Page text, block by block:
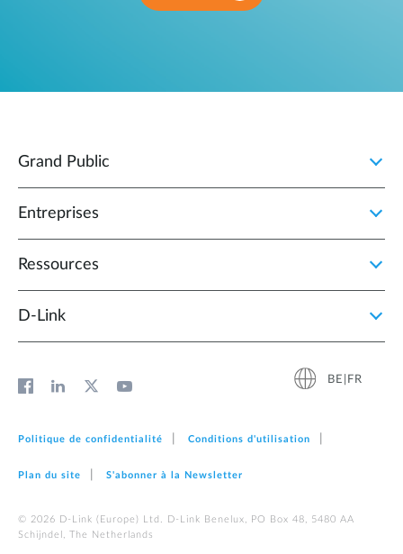
Grand Public
Entreprises
Ressources
D‑Link
BE|FR
Politique de confidentialité Conditions d'utilisation
Plan du site S'abonner à la Newsletter
© 2026 D‑Link (Europe) Ltd. D-Link Benelux, PO Box 48, 5480 AA
Schijndel, The Netherlands